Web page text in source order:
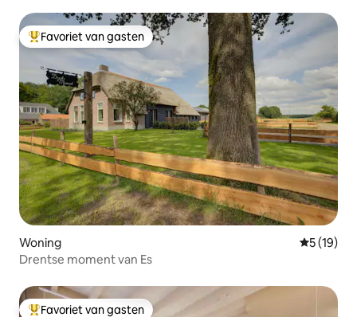
Topfavoriet van gasten
Favoriet van gasten
Woning
5 (19)
Drentse moment van Es
Favoriet van gasten